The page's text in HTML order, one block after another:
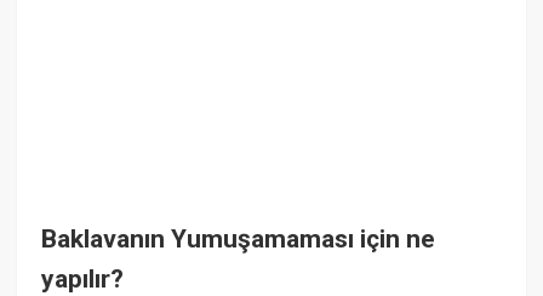
Baklavanın Yumuşamaması için ne
yapılır?